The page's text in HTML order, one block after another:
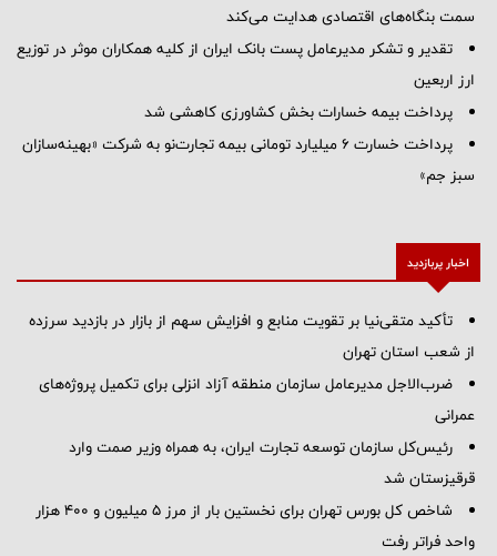
سمت بنگاه‌های اقتصادی هدایت می‌کند
تقدیر و تشکر مدیرعامل پست بانک ایران از کلیه همکاران موثر در توزیع
ارز اربعین
پرداخت بیمه خسارات بخش کشاورزی کاهشی شد
پرداخت خسارت ۶ میلیارد تومانی بیمه تجارت‌نو به شرکت «بهینه‌سازان
سبز جم»
اخبار پربازدید
تأکید متقی‌نیا بر تقویت منابع و افزایش سهم از بازار در بازدید سرزده
از شعب استان تهران
ضرب‌الاجل مدیرعامل سازمان منطقه آزاد انزلی برای تكمیل پروژه‌های
عمرانی
رئیس‌کل سازمان توسعه تجارت ایران، به همراه وزیر صمت وارد
قرقیزستان شد
شاخص کل بورس تهران برای نخستین بار از مرز ۵ میلیون و ۴۰۰ هزار
واحد فراتر رفت